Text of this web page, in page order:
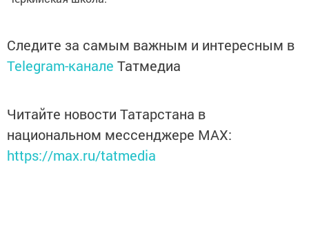
Следите за самым важным и интересным в
Telegram-канале Татмедиа
Читайте новости Татарстана в
национальном мессенджере MАХ:
https://max.ru/tatmedia